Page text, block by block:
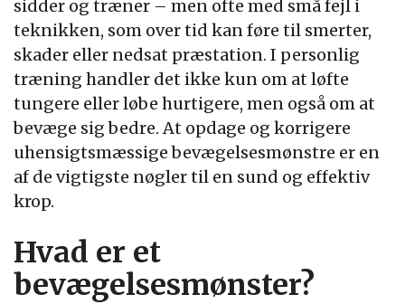
sidder og træner – men ofte med små fejl i
teknikken, som over tid kan føre til smerter,
skader eller nedsat præstation. I personlig
træning handler det ikke kun om at løfte
tungere eller løbe hurtigere, men også om at
bevæge sig bedre. At opdage og korrigere
uhensigtsmæssige bevægelsesmønstre er en
af de vigtigste nøgler til en sund og effektiv
krop.
Hvad er et
bevægelsesmønster?